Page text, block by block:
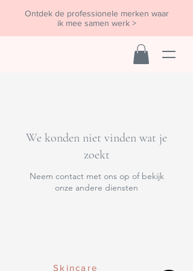
Ontdek de professionele merken waar
ik mee samen werk >
We konden niet vinden wat je
zoekt
Neem contact met ons op of bekijk
onze andere diensten
Skincare